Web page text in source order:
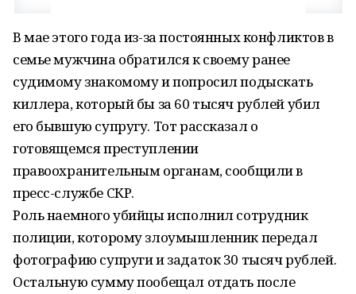
В мае этого года из-за постоянных конфликтов в
семье мужчина обратился к своему ранее
судимому знакомому и попросил подыскать
киллера, который бы за 60 тысяч рублей убил
его бывшую супругу. Тот рассказал о
готовящемся преступлении
правоохранительным органам, сообщили в
пресс-службе СКР.
Роль наемного убийцы исполнил сотрудник
полиции, которому злоумышленник передал
фотографию супруги и задаток 30 тысяч рублей.
Остальную сумму пообещал отдать после